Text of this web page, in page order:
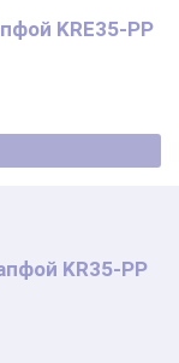
KRE35-PP
KR35-PP